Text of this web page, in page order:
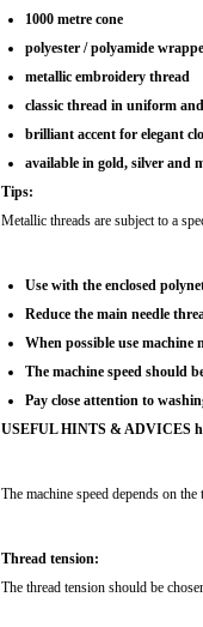
1000 metre cone
polyester / polyamide
metallic embroidery thread
classic thread in uniform
brilliant accent for elegant
available in gold, silver and
Tips:
Metallic threads are subject to a
Use with the enclosed
Reduce the main needle
When possible use machine
The machine speed should
Pay close attention to
USEFUL HINTS & ADVICES
The machine speed depends on
Thread tension:
The thread tension should be